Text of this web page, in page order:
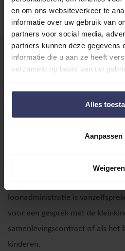
en om ons websiteverkeer te
informatie over uw gebruik van
partners voor social media,
partners kunnen deze gegevens
informatie die u aan ze heeft
verzameld op basis van uw
Alles
Aanpassen
Weigeren
mensen het verschil
Bij Smit & de Wolf maken de
zaken die te automatiseren zijn,
goed in zijn: de CFO zijn die een
loonadministratie is
voor een gesprek met de
samenlevingscontract of als het
kinderen.